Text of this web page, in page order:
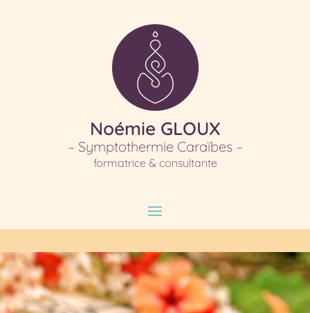
Noémie GLOUX
– Symptothermie Caraïbes –
formatrice & consultante